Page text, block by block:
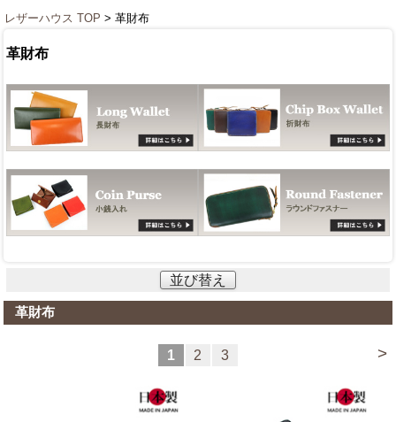
レザーハウス TOP > 革財布
革財布
並び替え
革財布
>
1 2 3